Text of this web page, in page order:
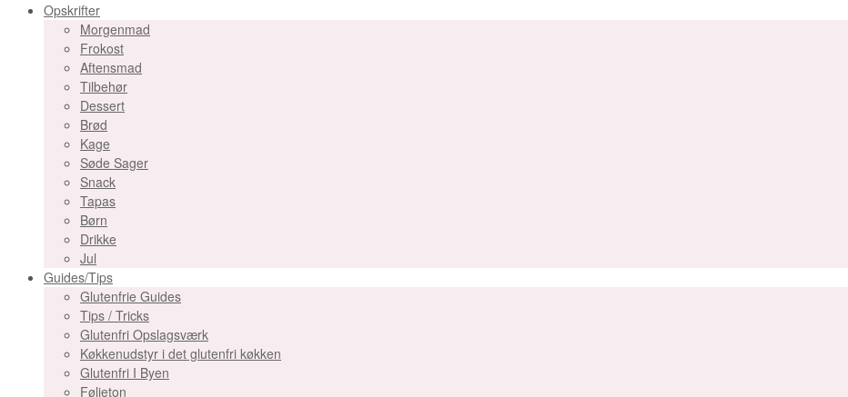
Opskrifter
Morgenmad
Frokost
Aftensmad
Tilbehør
Dessert
Brød
Kage
Søde Sager
Snack
Tapas
Børn
Drikke
Jul
Guides/Tips
Glutenfrie Guides
Tips / Tricks
Glutenfri Opslagsværk
Køkkenudstyr i det glutenfri køkken
Glutenfri I Byen
Føljeton